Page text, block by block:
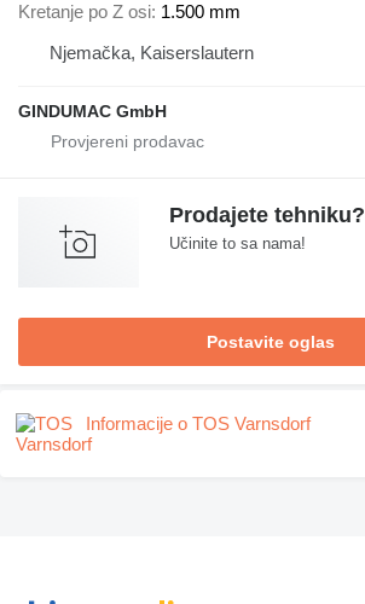
Kretanje po Z osi 1.500 mm
Njemačka, Kaiserslautern
GINDUMAC GmbH
Prodajete tehniku?
Učinite to sa nama!
Postavite oglas
Informacije o TOS Varnsdorf